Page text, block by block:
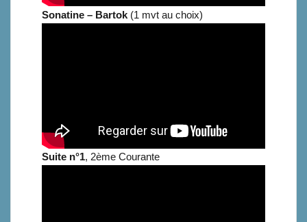
Sonatine – Bartok (1 mvt au choix)
Suite n°1, 2ème Courante